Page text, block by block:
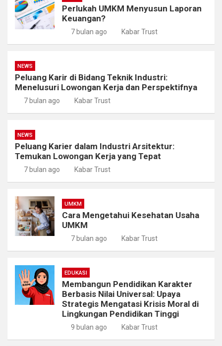
Perlukah UMKM Menyusun Laporan
Keuangan?
7 bulan ago Kabar Trust
NEWS
Peluang Karir di Bidang Teknik Industri:
Menelusuri Lowongan Kerja dan Perspektifnya
7 bulan ago Kabar Trust
NEWS
Peluang Karier dalam Industri Arsitektur:
Temukan Lowongan Kerja yang Tepat
7 bulan ago Kabar Trust
UMKM
Cara Mengetahui Kesehatan Usaha
UMKM
7 bulan ago Kabar Trust
EDUKASI
Membangun Pendidikan Karakter
Berbasis Nilai Universal: Upaya
Strategis Mengatasi Krisis Moral di
Lingkungan Pendidikan Tinggi
9 bulan ago Kabar Trust